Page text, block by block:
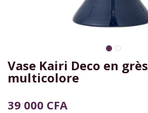
Vase Kairi Deco en grès
multicolore
39 000 CFA